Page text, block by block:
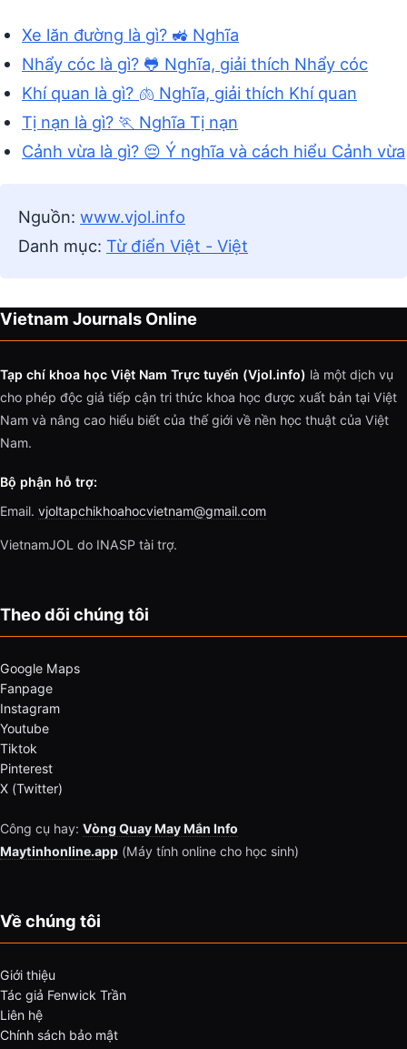
Xe lăn đường là gì? 🚜 Nghĩa
Nhẩy cóc là gì? 🐸 Nghĩa, giải thích Nhẩy cóc
Khí quan là gì? 🫁 Nghĩa, giải thích Khí quan
Tị nạn là gì? 🏃 Nghĩa Tị nạn
Cảnh vừa là gì? 😔 Ý nghĩa và cách hiểu Cảnh vừa
Nguồn: www.vjol.info
Danh mục: Từ điển Việt - Việt
Vietnam Journals Online
Tạp chí khoa học Việt Nam Trực tuyến (Vjol.info) là một dịch vụ
cho phép độc giả tiếp cận tri thức khoa học được xuất bản tại Việt
Nam và nâng cao hiểu biết của thế giới về nền học thuật của Việt
Nam.
Bộ phận hỗ trợ:
Email. vjoltapchikhoahocvietnam@gmail.com
VietnamJOL do INASP tài trợ.
Theo dõi chúng tôi
Google Maps
Fanpage
Instagram
Youtube
Tiktok
Pinterest
X (Twitter)
Công cụ hay: Vòng Quay May Mắn Info
Maytinhonline.app (Máy tính online cho học sinh)
Về chúng tôi
Giới thiệu
Tác giả Fenwick Trần
Liên hệ
Chính sách bảo mật